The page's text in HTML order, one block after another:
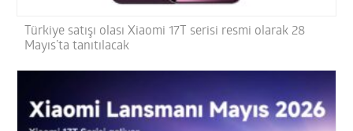
Türkiye satışı olası Xiaomi 17T serisi resmi olarak 28
Mayıs’ta tanıtılacak